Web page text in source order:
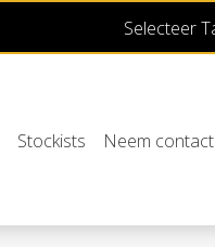
Selecteer
Stockists Neem